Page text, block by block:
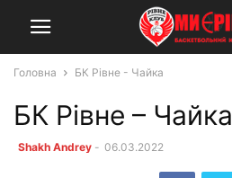
Головна БК Рівне - Чайка
БК Рівне – Чайка
Shakh Andrey - 06.03.2022